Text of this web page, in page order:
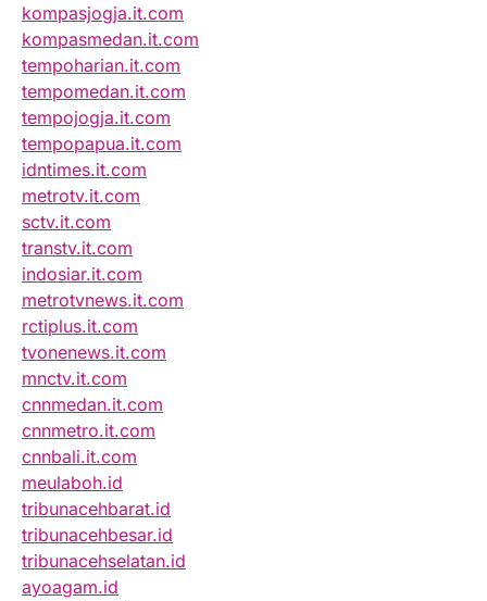
kompasjogja.it.com
kompasmedan.it.com
tempoharian.it.com
tempomedan.it.com
tempojogja.it.com
tempopapua.it.com
idntimes.it.com
metrotv.it.com
sctv.it.com
transtv.it.com
indosiar.it.com
metrotvnews.it.com
rctiplus.it.com
tvonenews.it.com
mnctv.it.com
cnnmedan.it.com
cnnmetro.it.com
cnnbali.it.com
meulaboh.id
tribunacehbarat.id
tribunacehbesar.id
tribunacehselatan.id
ayoagam.id